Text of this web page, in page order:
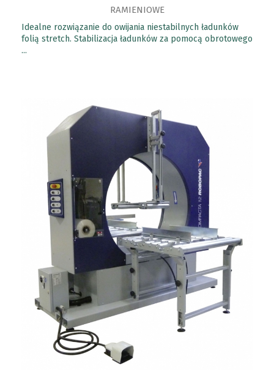
RAMIENIOWE
Idealne rozwiązanie do owijania niestabilnych ładunków
folią stretch. Stabilizacja ładunków za pomocą obrotowego
...